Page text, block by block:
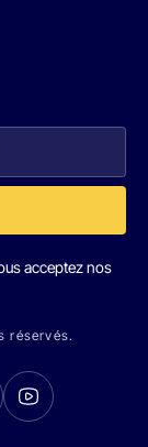
acceptez nos
réservés.